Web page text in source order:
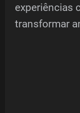
experiências
transformar